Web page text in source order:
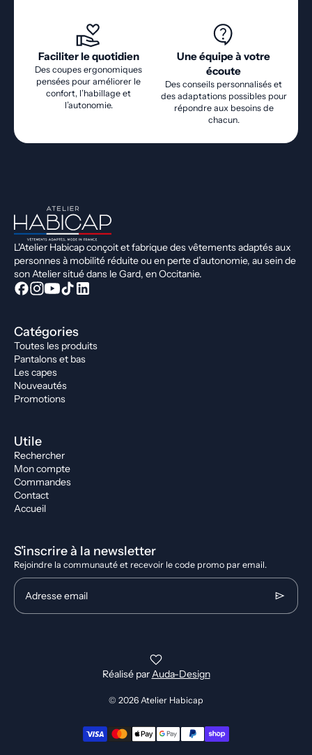
Faciliter le quotidien
Des coupes ergonomiques
pensées pour améliorer le
confort, l’habillage et
l’autonomie.
Une équipe à votre
écoute
Des conseils personnalisés et
des adaptations possibles pour
répondre aux besoins de
chacun.
L'Atelier Habicap conçoit et fabrique des vêtements adaptés aux
personnes à mobilité réduite ou en perte d’autonomie, au sein de
son Atelier situé dans le Gard, en Occitanie.
Catégories
Toutes les produits
Pantalons et bas
Les capes
Nouveautés
Promotions
Utile
Rechercher
Mon compte
Commandes
Contact
Accueil
S'inscrire à la newsletter
Rejoindre la communauté et recevoir le code promo par email.
Adresse email
Réalisé parAuda-Design
© 2026 Atelier Habicap